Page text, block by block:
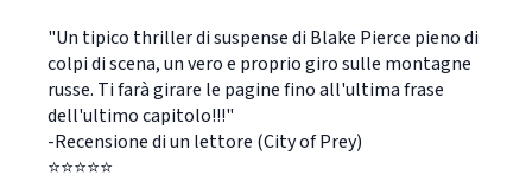
"Un tipico thriller di suspense di Blake Pierce pieno di
colpi di scena, un vero e proprio giro sulle montagne
russe. Ti farà girare le pagine fino all'ultima frase
dell'ultimo capitolo!!!"
-Recensione di un lettore (City of Prey)
⭐⭐⭐⭐⭐